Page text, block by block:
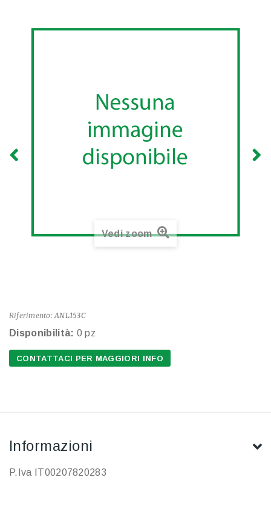
Vedi zoom
Riferimento: ANL153C
Disponibilità: 0 pz
CONTATTACI PER MAGGIORI INFO
Informazioni
P.Iva IT00207820283